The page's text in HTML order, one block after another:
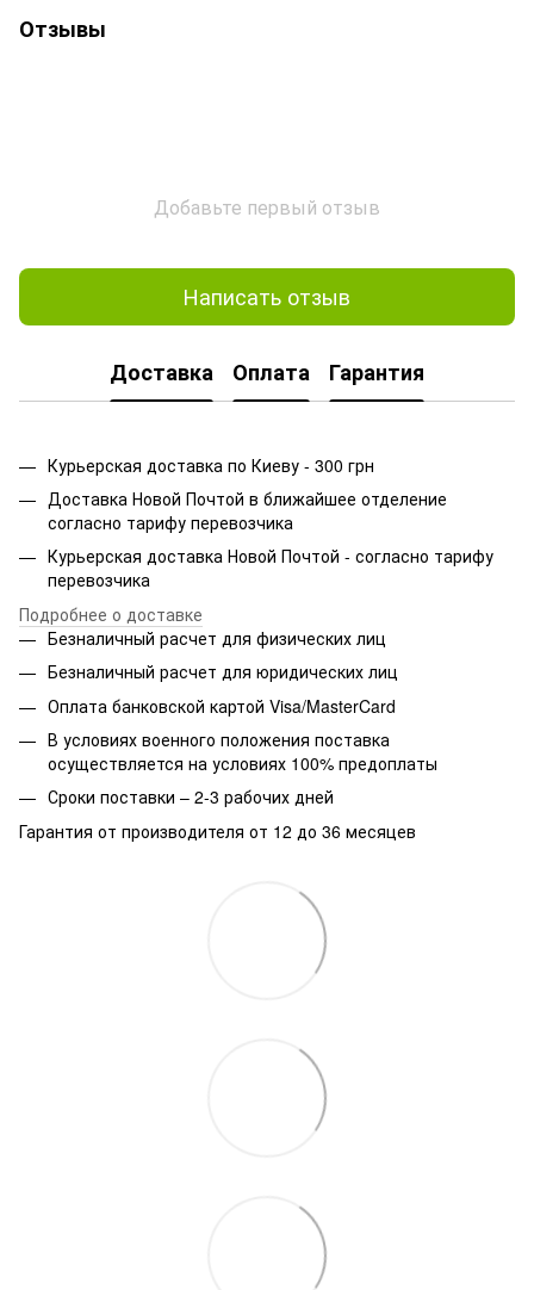
Отзывы
Добавьте первый отзыв
Написать отзыв
Доставка Оплата Гарантия
Курьерская доставка по Киеву - 300 грн
Доставка Новой Почтой в ближайшее отделение
согласно тарифу перевозчика
Курьерская доставка Новой Почтой - согласно тарифу
перевозчика
Подробнее о доставке
Безналичный расчет для физических лиц
Безналичный расчет для юридических лиц
Оплата банковской картой Visa/MasterCard
В условиях военного положения поставка
осуществляется на условиях 100% предоплаты
Сроки поставки – 2-3 рабочих дней
Гарантия от производителя от 12 до 36 месяцев